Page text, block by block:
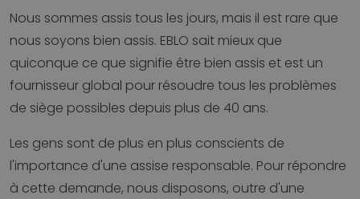
Nous sommes assis tous les jours, mais il est rare que
nous soyons bien assis. EBLO sait mieux que
quiconque ce que signifie être bien assis et est un
fournisseur global pour résoudre tous les problèmes
de siège possibles depuis plus de 40 ans.
Les gens sont de plus en plus conscients de
l'importance d'une assise responsable. Pour répondre
à cette demande, nous disposons, outre d'une